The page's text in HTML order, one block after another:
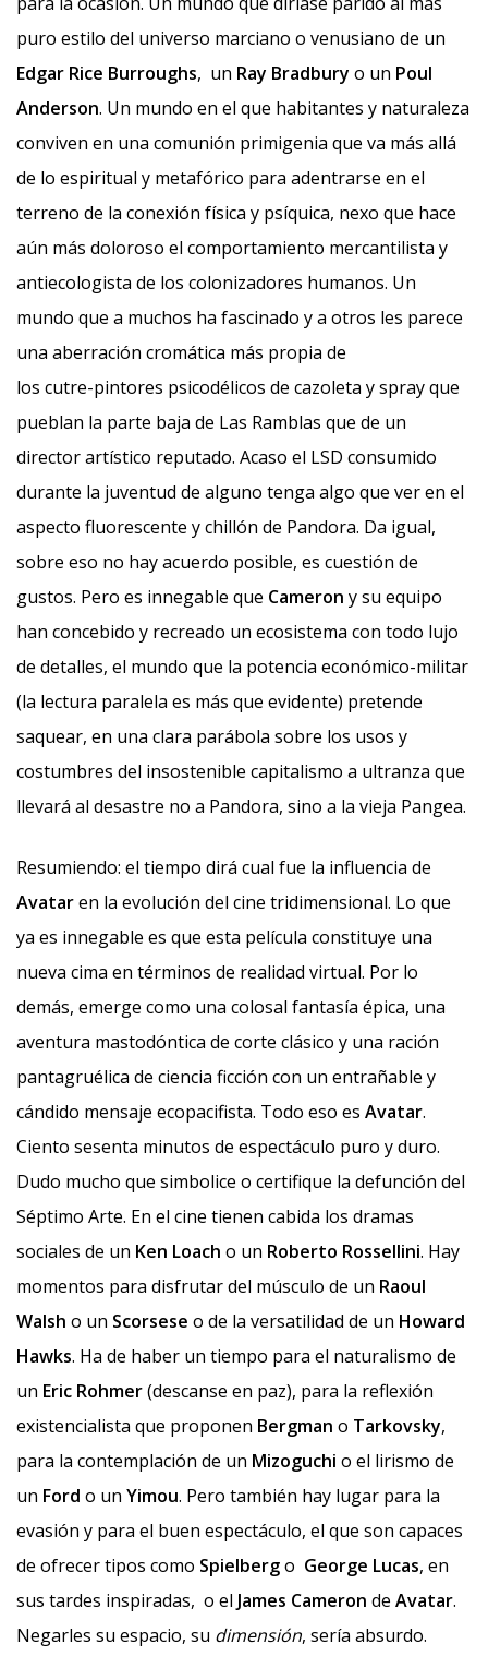
puro estilo del universo marciano o venusiano de un
Edgar Rice Burroughs, un Ray Bradbury o un Poul
Anderson. Un mundo en el que habitantes y naturaleza
conviven en una comunión primigenia que va más allá
de lo espiritual y metafórico para adentrarse en el
terreno de la conexión física y psíquica, nexo que hace
aún más doloroso el comportamiento mercantilista y
antiecologista de los colonizadores humanos. Un
mundo que a muchos ha fascinado y a otros les parece
una aberración cromática más propia de
los cutre-pintores psicodélicos de cazoleta y spray que
pueblan la parte baja de Las Ramblas que de un
director artístico reputado. Acaso el LSD consumido
durante la juventud de alguno tenga algo que ver en el
aspecto fluorescente y chillón de Pandora. Da igual,
sobre eso no hay acuerdo posible, es cuestión de
gustos. Pero es innegable que Cameron y su equipo
han concebido y recreado un ecosistema con todo lujo
de detalles, el mundo que la potencia económico-militar
(la lectura paralela es más que evidente) pretende
saquear, en una clara parábola sobre los usos y
costumbres del insostenible capitalismo a ultranza que
llevará al desastre no a Pandora, sino a la vieja Pangea.
Resumiendo: el tiempo dirá cual fue la influencia de
Avataren la evolución del cine tridimensional. Lo que
ya es innegable es que esta película constituye una
nueva cima en términos de realidad virtual. Por lo
demás, emerge como una colosal fantasía épica, una
aventura mastodóntica de corte clásico y una ración
pantagruélica de ciencia ficción con un entrañable y
cándido mensaje ecopacifista. Todo eso es Avatar.
Ciento sesenta minutos de espectáculo puro y duro.
Dudo mucho que simbolice o certifique la defunción del
Séptimo Arte. En el cine tienen cabida los dramas
sociales de un Ken Loach o un Roberto Rossellini. Hay
momentos para disfrutar del músculo de un Raoul
Walsh o un Scorsese o de la versatilidad de un Howard
Hawks. Ha de haber un tiempo para el naturalismo de
un Eric Rohmer(descanse en paz), para la reflexión
existencialista que proponen Bergman o Tarkovsky,
para la contemplación de un Mizoguchi o el lirismo de
un Ford o un Yimou. Pero también hay lugar para la
evasión y para el buen espectáculo, el que son capaces
de ofrecer tipos como Spielbergo George Lucas, en
sus tardes inspiradas, o el James Cameron de Avatar.
Negarles su espacio, su dimensión, sería absurdo.